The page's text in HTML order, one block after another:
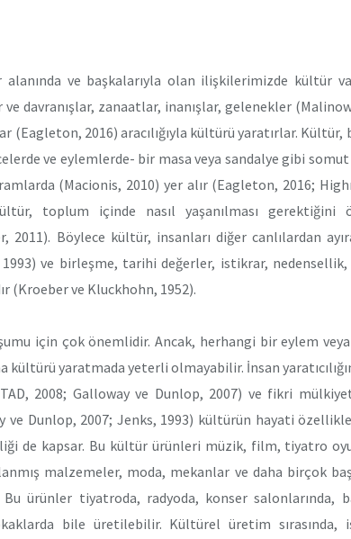
alanında ve başkalarıyla olan ilişkilerimizde kültür
davranışlar, zanaatlar, inanışlar, gelenekler
(Eagleton, 2016) aracılığıyla kültürü yaratırlar. Kültür,
ve eylemlerde- bir masa veya sandalye gibi
(Macionis, 2010) yer alır (Eagleton, 2016;
toplum içinde nasıl yaşanılması
2011). Böylece kültür, insanları diğer canlılardan
1993) ve birleşme, tarihi değerler, istikrar,
(Kroeber ve Kluckhohn, 1952).
için çok önemlidir. Ancak, herhangi bir eylem
kültürü yaratmada yeterli olmayabilir. İnsan
2008; Galloway ve Dunlop, 2007) ve fikri
ve Dunlop, 2007; Jenks, 1993) kültürün hayati
de kapsar. Bu kültür ürünleri müzik, film, tiyatro
malzemeler, moda, mekanlar ve daha birçok
ürünler tiyatroda, radyoda, konser salonlarında,
bile üretilebilir. Kültürel üretim sırasında,